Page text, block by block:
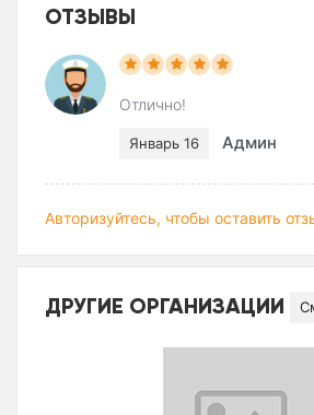
ОТЗЫВЫ
Отлично!
Январь 16 Админ
Авторизуйтесь, чтобы оставить
ДРУГИЕ ОРГАНИЗАЦИИ